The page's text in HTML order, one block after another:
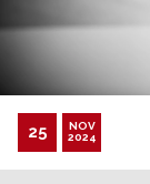
25
NOV
2024